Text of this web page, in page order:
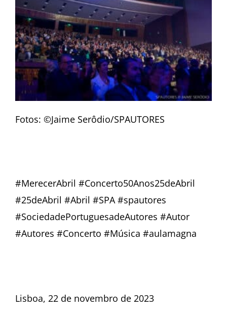
Fotos: ©Jaime Serôdio/SPAUTORES
#MerecerAbril #Concerto50Anos25deAbril
#25deAbril #Abril #SPA #spautores
#SociedadePortuguesadeAutores #Autor
#Autores #Concerto #Música #aulamagna
Lisboa, 22 de novembro de 2023